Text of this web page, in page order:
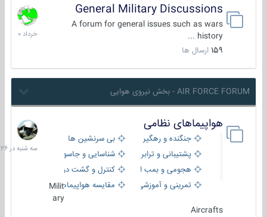
General Military Discussions
A forum for general issues such as wars
history ...
159 ارسال ها
10
خرداد
1400
AIR FORCE FORUM - بخش نیروی هوایی
هواپیماهای نظامی
جنگنده و رهگیر
بی سرنشین ها
پشتیبانی و ترابری
شناسایی و جاسوسی
هجومی و بمب افکن
کنترل و گشت دریایی
تمرینی و آموزشی
مقایسه هواپیماهاMilit
ary
Aircrafts
سه
شنبه
در